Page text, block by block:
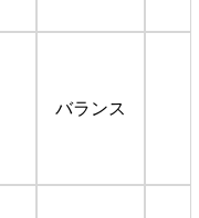
バランス